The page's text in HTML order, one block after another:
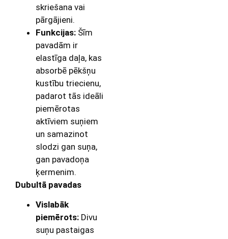
skriešana vai
pārgājieni.
Funkcijas: Šīm
pavadām ir
elastīga daļa, kas
absorbē pēkšņu
kustību triecienu,
padarot tās ideāli
piemērotas
aktīviem suņiem
un samazinot
slodzi gan suņa,
gan pavadoņa
ķermenim.
Dubultā pavadas
Vislabāk
piemērots: Divu
suņu pastaigas